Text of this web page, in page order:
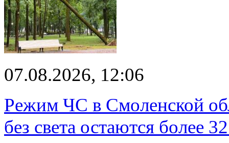
07.08.2026, 12:06
Режим ЧС в Смоленской
без света остаются более